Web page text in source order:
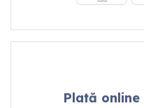
Plată online